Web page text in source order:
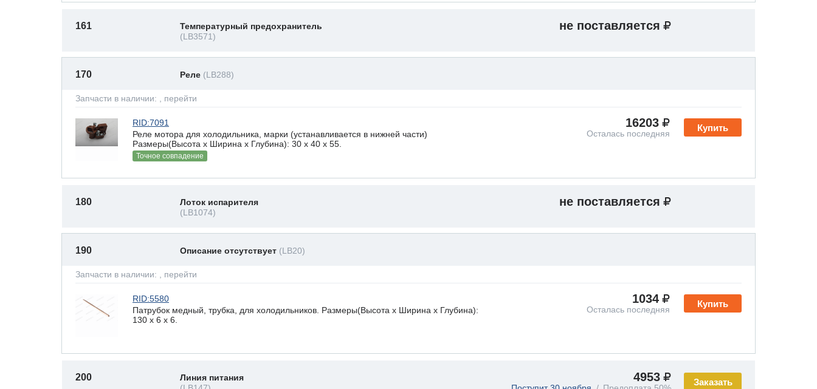
161
Температурный предохранитель
(LB3571)
не поставляется
170 Реле (LB288)
Запчасти в наличии: , перейти
Купить
RID:7091
Реле мотора для холодильника, марки (устанавливается в нижней части)
Размеры(Высота х Ширина х Глубина): 30 x 40 х 55.
Точное совпадение
16203
Осталась последняя
180
Лоток испарителя
(LB1074)
не поставляется
190 Описание отсутствует (LB20)
Запчасти в наличии: , перейти
Купить
RID:5580
Патрубок медный, трубка, для холодильников. Размеры(Высота х Ширина х Глубина):
130 x 6 х 6.
1034
Осталась последняя
Заказать
200
Линия питания
4953